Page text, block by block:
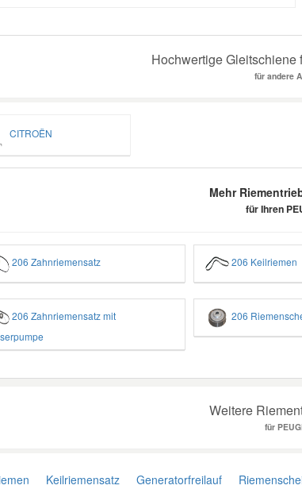
Hochwertige
für andere
CITROËN
Mehr
für Ihren
206 Zahnriemensatz 206 Keilriemen
206 Zahnriemensatz mit
206
Weitere
für
Keilriemensatz Generatorfreilauf